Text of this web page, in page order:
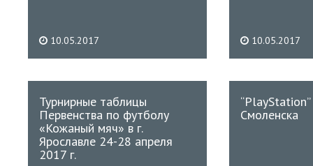
10.05.2017 10.05.2017
Турнирные таблицы
Первенства по футболу
«Кожаный мяч» в г.
Ярославле 24-28 апреля
2017 г.
Смоленска